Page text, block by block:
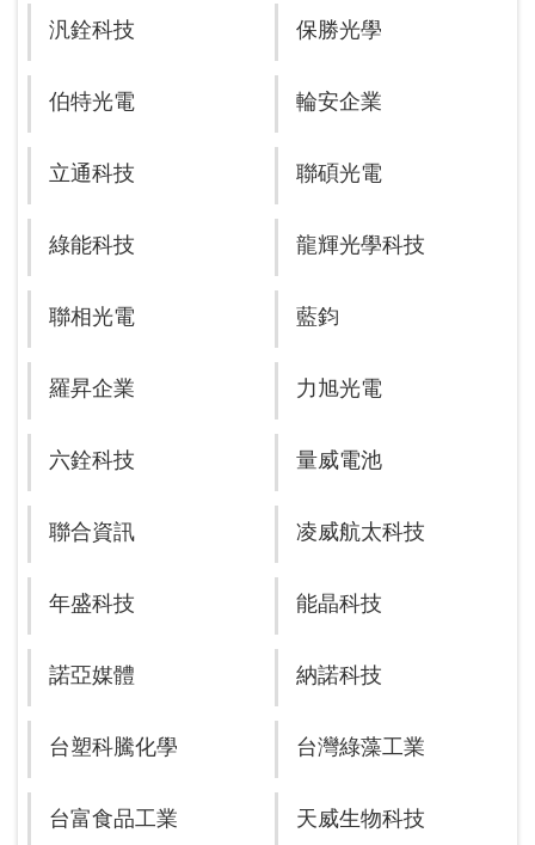
汎銓科技 保勝光學
伯特光電 輪安企業
立通科技 聯碩光電
綠能科技 龍輝光學科技
聯相光電 藍鈞
羅昇企業 力旭光電
六銓科技 量威電池
聯合資訊 凌威航太科技
年盛科技 能晶科技
諾亞媒體 納諾科技
台塑科騰化學 台灣綠藻工業
台富食品工業 天威生物科技